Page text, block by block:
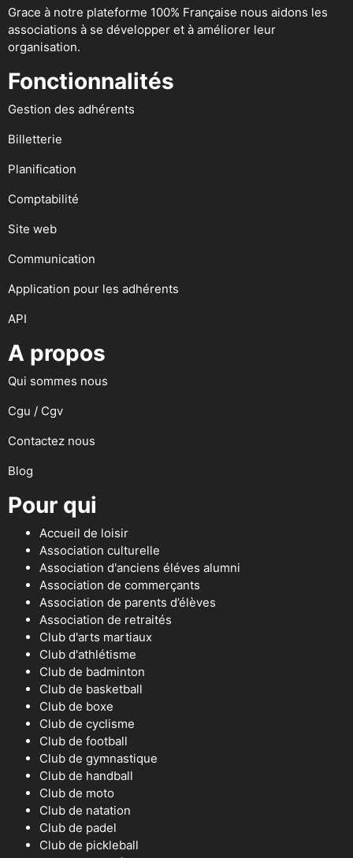
Grace à notre plateforme 100% Française nous aidons les
associations à se développer et à améliorer leur
organisation.
Fonctionnalités
Gestion des adhérents
Billetterie
Planification
Comptabilité
Site web
Communication
Application pour les adhérents
API
A propos
Qui sommes nous
Cgu / Cgv
Contactez nous
Blog
Pour qui
Accueil de loisir
Association culturelle
Association d'anciens éléves alumni
Association de commerçants
Association de parents d’élèves
Association de retraités
Club d'arts martiaux
Club d'athlétisme
Club de badminton
Club de basketball
Club de boxe
Club de cyclisme
Club de football
Club de gymnastique
Club de handball
Club de moto
Club de natation
Club de padel
Club de pickleball